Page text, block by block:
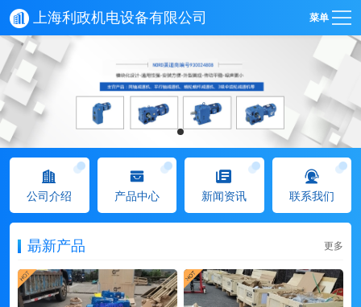
上海利政机电设备有限公司 菜单
公司介绍 产品中心 新闻资讯 联系我们
朂新产品 更多